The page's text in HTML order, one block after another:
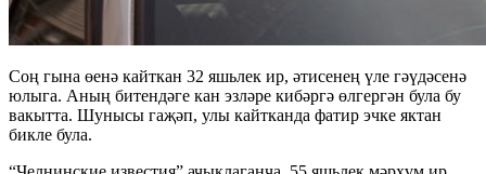
Соң гына өенә кайткан 32 яшьлек ир, әтисенең үле гәүдәсенә
юлыга. Аның битендәге кан эзләре кибәргә өлгергән була бу
вакытта. Шунысы гаҗәп, улы кайтканда фатир эчке яктан
бикле була.